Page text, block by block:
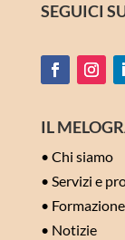
SEGUICI
IL
• Chi siamo
• Servizi e
•
• Notizie